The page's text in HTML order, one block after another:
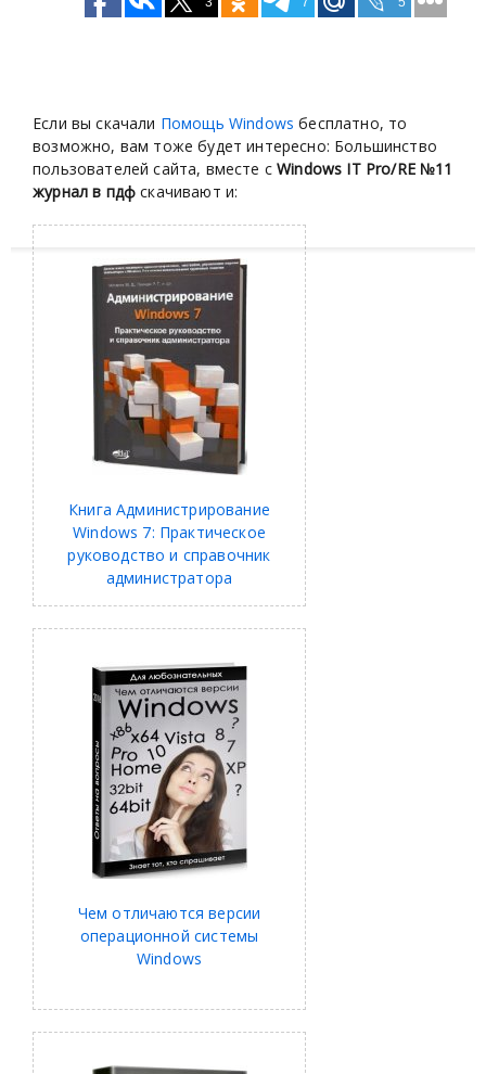
Если вы скачали Помощь Windows бесплатно, то
возможно, вам тоже будет интересно: Большинство
пользователей сайта, вместе сWindows IT Pro/RE №11
журнал в пдф скачивают и:
Книга Администрирование
Windows 7: Практическое
руководство и справочник
администратора
Чем отличаются версии
операционной системы
Windows